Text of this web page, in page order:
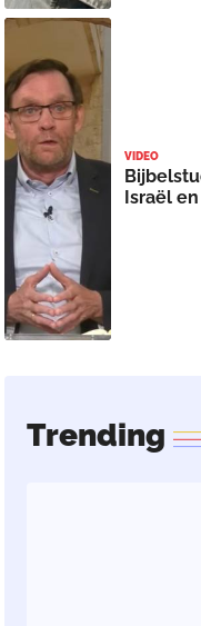
VIDEO
Israël
Trending